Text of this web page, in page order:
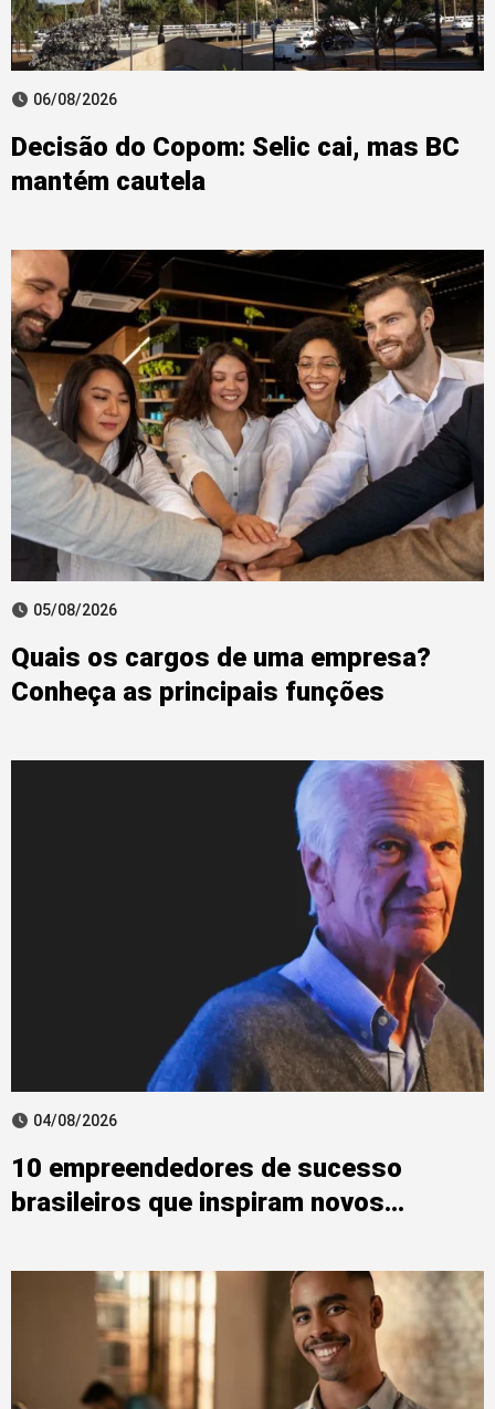
06/08/2026
Decisão do Copom: Selic cai, mas BC
mantém cautela
05/08/2026
Quais os cargos de uma empresa?
Conheça as principais funções
04/08/2026
10 empreendedores de sucesso
brasileiros que inspiram novos